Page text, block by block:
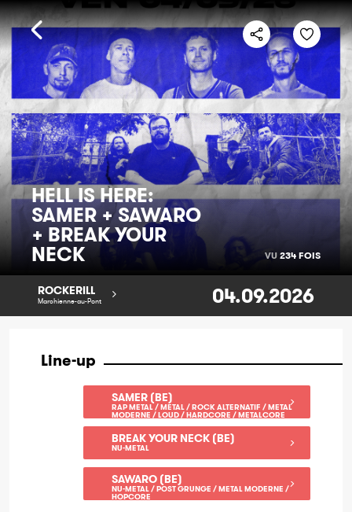
HELL IS HERE:
SAMER + SAWARO
+ BREAK YOUR
NECK VU 234 FOIS
ROCKERILL
Marchienne-au-Pont 04.09.2026
Line-up
SAMER (BE)
RAP METAL / METAL / ROCK ALTERNATIF / METAL
MODERNE / LOUD / HARDCORE / METALCORE
BREAK YOUR NECK (BE)
NU-METAL
SAWARO (BE)
NU-METAL / POST GRUNGE / METAL MODERNE /
HOPCORE